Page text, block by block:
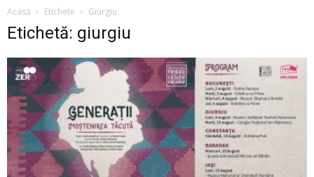
Acasă Etichete Giurgiu
Etichetă: giurgiu